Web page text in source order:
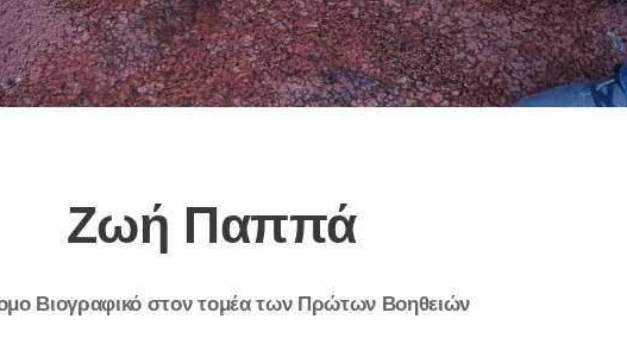
Ζωή Παππά
Βιογραφικό στον τομέα των Πρώτων Βοηθειών